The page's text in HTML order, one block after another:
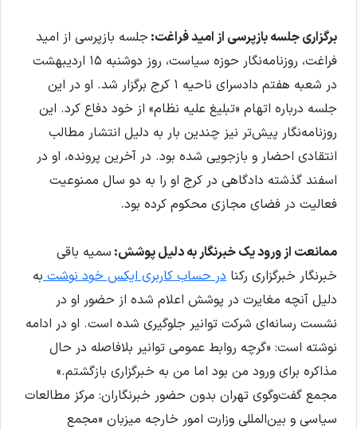
برگزاری جلسه بازپرسی از امید فراغت: جلسه بازپرسی از امید
فراغت، روزنامه‌نگار حوزه سیاست، روز دوشنبه ۱۵ اردیبهشت‌
در شعبه هفتم دادسرای ناحیه ۱ کرج برگزار شد. او در این
جلسه درباره اتهام «تبلیغ علیه نظام» از خود دفاع کرد. این
روزنامه‌نگار پیش‌تر نیز چندین بار به دلیل انتشار مطالب
انتقادی احضار و بازجویی شده بود. در آخرین پرونده، او در
اسفند گذشته دادگاهی در کرج او را به دو سال ممنوعیت
فعالیت در فضای مجازی محکوم کرده بود.
ممانعت از ورود یک خبرنگار به دلیل پوشش: سمیه باقی
خبرنگار خبرگزاری رکنا در حساب کاربری ایکس خود نوشتبه
دلیل آنچه مغایرت در پوشش اعلام شده از حضور او در
نشست رسانه‌ای شرکت توانیر جلوگیری شده است. او در ادامه
نوشته است: «گرچه روابط عمومی توانیر بلافاصله در حال
مذاکره برای ورود من بود اما من به خبرگزاری بازگشتم.»
مجمع گفت‌وگوی تهران بدون حضور خبرنگاران: مرکز مطالعات
سیاسی و بین‌المللی وزارت امور خارجه میزبان «مجمع